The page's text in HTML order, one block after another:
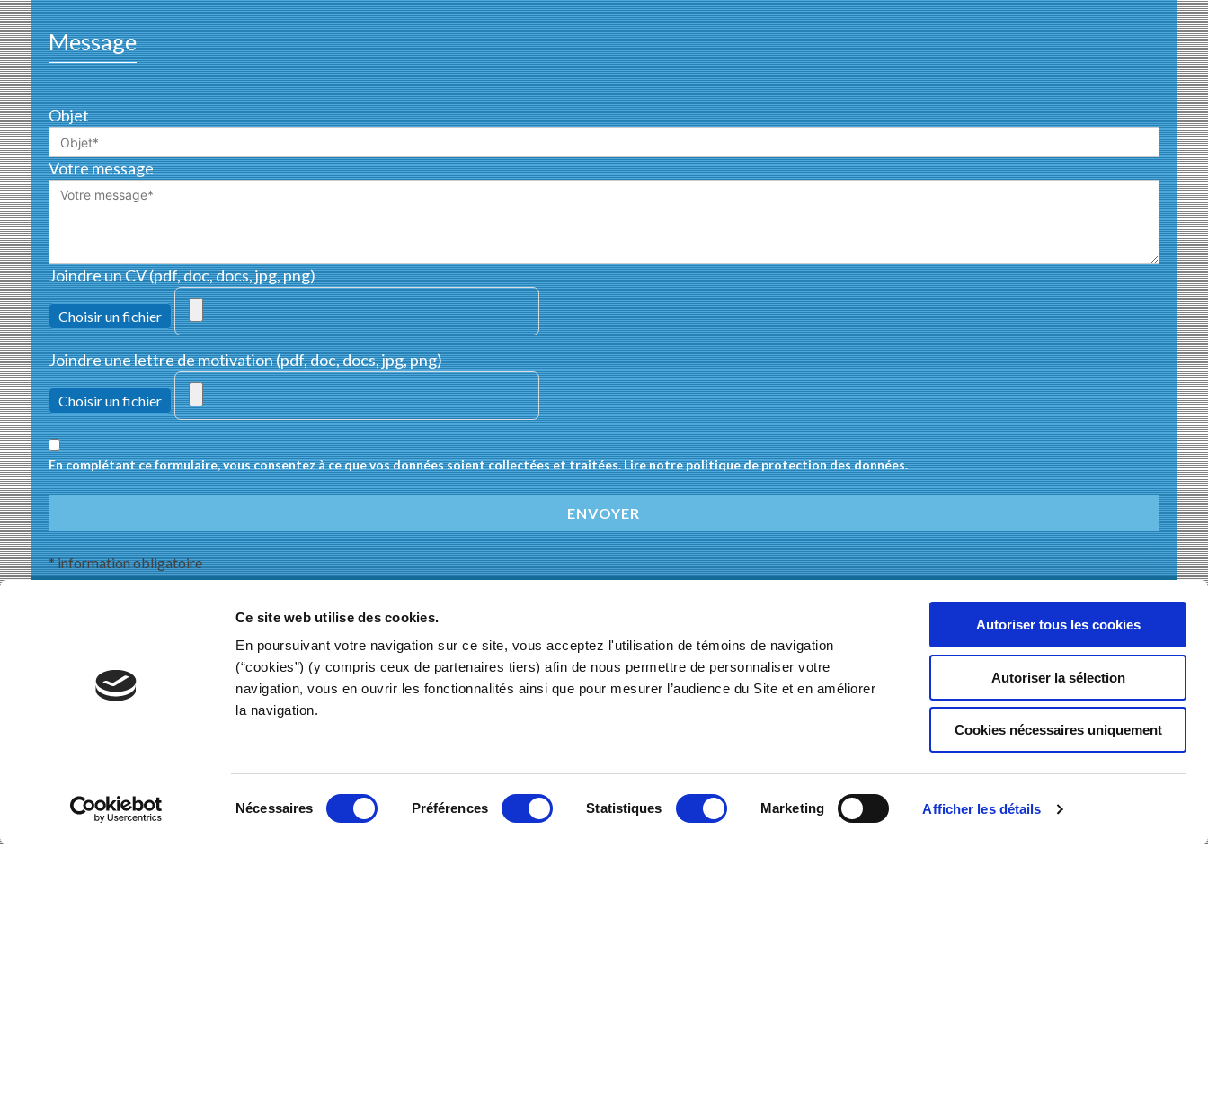
Ce site web utilise des cookies.
En poursuivant votre navigation sur ce site, vous acceptez l'utilisation de témoins de navigation
(“cookies”) (y compris ceux de partenaires tiers) afin de nous permettre de personnaliser votre
navigation, vous en ouvrir les fonctionnalités ainsi que pour mesurer l’audience du Site et en améliorer
la navigation.
Nécessaires Préférences Statistiques Marketing Afficher les détails
Autoriser tous les cookies
Autoriser la sélection
Cookies nécessaires uniquement
* information obligatoire
Message
Objet
Votre message
Joindre un CV (pdf, doc, docs, jpg, png)
Choisir un fichier
Joindre une lettre de motivation (pdf, doc, docs, jpg, png)
Choisir un fichier
En complétant ce formulaire, vous consentez à ce que vos données soient collectées et traitées.Lire notre politique de protection des données.
ENVOYER